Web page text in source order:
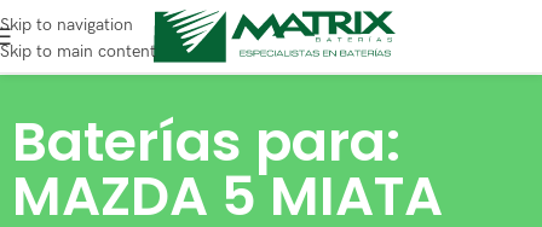
Skip to navigation
Skip to main content
Baterías para:
MAZDA 5 MIATA